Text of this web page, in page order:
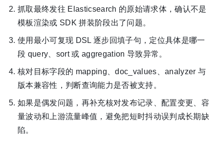
抓取最终发往 Elasticsearch 的原始请求体，确认不是
模板渲染或 SDK 拼装阶段出了问题。
使用最小可复现 DSL 逐步回填子句，定位具体是哪一
段 query、sort 或 aggregation 导致异常。
核对目标字段的 mapping、doc_values、analyzer 与
版本兼容性，判断查询能力是否被支持。
如果是偶发问题，再补充核对发布记录、配置变更、容
量波动和上游流量峰值，避免把短时抖动误判成长期缺
陷。